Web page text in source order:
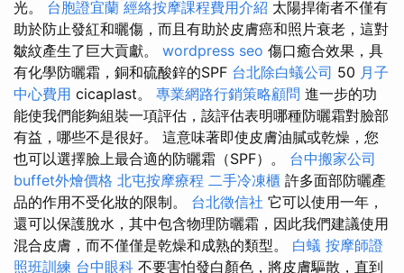
光。 台胞證宜蘭 經絡按摩課程費用介紹 太陽捍衛者不僅有
助於防止發紅和曬傷，而且有助於皮膚癌和照片衰老，這對
皺紋產生了巨大貢獻。 wordpress seo 傷口癒合效果，具
有化學防曬霜，銅和硫酸鋅的SPF 台北除白蟻公司 50 月子
中心費用 cicaplast。 專業網路行銷策略顧問 進一步的功
能使我們能夠組裝一項評估，該評估表明哪種防曬霜對臉部
有益，哪些不是很好。 這意味著即使皮膚油膩或乾燥，您
也可以選擇臉上最合適的防曬霜（SPF）。 台中搬家公司
buffet外燴價格 北屯按摩療程 二手冷凍櫃 許多面部防曬產
品的作用不受化妝的限制。 台北徵信社 它可以使用一年，
還可以保護脫水，其中包含物理防曬霜，因此我們建議使用
混合皮膚，而不僅僅是乾燥和成熟的類型。 白蟻 按摩師證
照班訓練 台中眼科 不要害怕發白顏色，將皮膚驅散，直到